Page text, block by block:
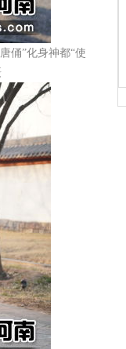
俑”化身神都“使